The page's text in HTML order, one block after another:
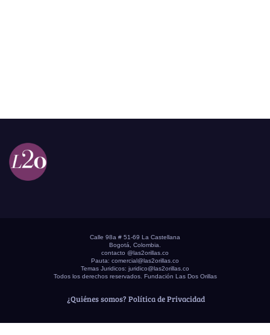
Calle 98a # 51-69 La Castellana
Bogotá, Colombia.
contacto @las2orillas.co
Pauta: comercial@las2orillas.co
Temas Juridicos: juridico@las2orillas.co
Todos los derechos reservados. Fundación Las Dos Orillas
¿Quiénes somos? Política de Privacidad